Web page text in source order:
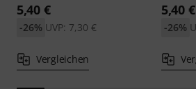
5,40 €
UVP: 7,30 €
-26%
Vergleichen
5,40 €
-26%